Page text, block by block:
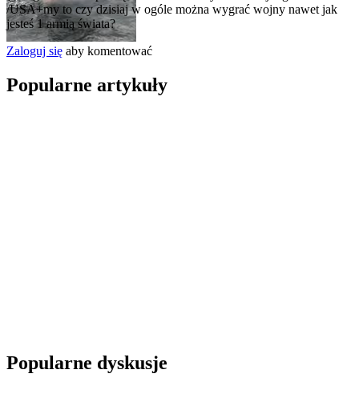
/USA+my to czy dzisiaj w ogóle można wygrać wojny nawet jak
jesteś 1 armią świata?
Zaloguj się aby komentować
Popularne artykuły
Popularne dyskusje